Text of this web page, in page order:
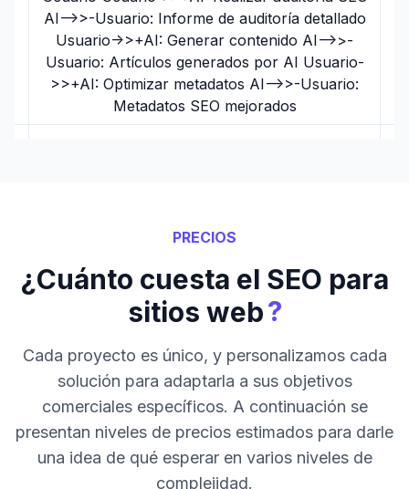
AI-->>-Usuario: Informe de auditoría detallado
Usuario->>+AI: Generar contenido AI-->>-
Usuario: Artículos generados por AI Usuario-
>>+AI: Optimizar metadatos AI-->>-Usuario:
Metadatos SEO mejorados
PRECIOS
¿Cuánto cuesta el SEO para
sitios web?
Cada proyecto es único, y personalizamos cada
solución para adaptarla a sus objetivos
comerciales específicos. A continuación se
presentan niveles de precios estimados para darle
una idea de qué esperar en varios niveles de
complejidad.